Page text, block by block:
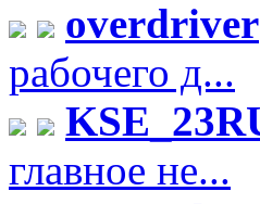
overdriver
рабочего д...
главное не...